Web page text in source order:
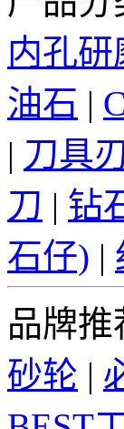
内孔研
油石 |
| 刀具
刀 | 钻
石仔) |
品牌推
砂轮 |